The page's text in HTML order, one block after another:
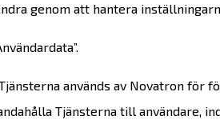
genom att hantera
används av Novatron för
Tjänsterna till användare,